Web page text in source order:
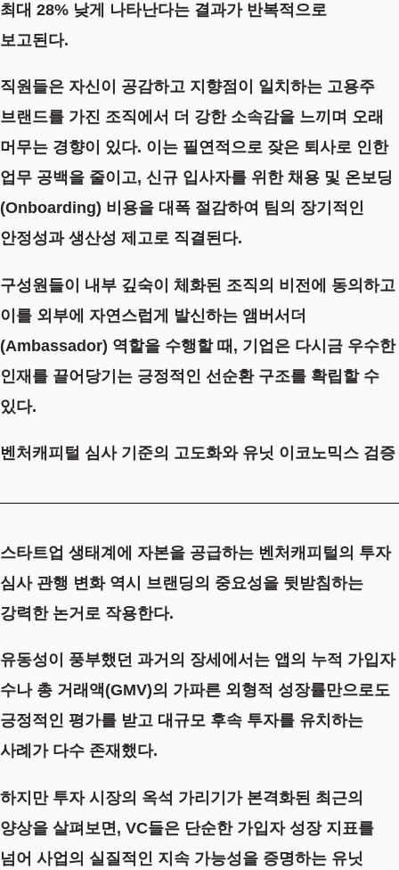
최대 28% 낮게 나타난다는 결과가 반복적으로
보고된다.
직원들은 자신이 공감하고 지향점이 일치하는 고용주
브랜드를 가진 조직에서 더 강한 소속감을 느끼며 오래
머무는 경향이 있다. 이는 필연적으로 잦은 퇴사로 인한
업무 공백을 줄이고, 신규 입사자를 위한 채용 및 온보딩
(Onboarding) 비용을 대폭 절감하여 팀의 장기적인
안정성과 생산성 제고로 직결된다.
구성원들이 내부 깊숙이 체화된 조직의 비전에 동의하고
이를 외부에 자연스럽게 발신하는 앰버서더
(Ambassador) 역할을 수행할 때, 기업은 다시금 우수한
인재를 끌어당기는 긍정적인 선순환 구조를 확립할 수
있다.
벤처캐피털 심사 기준의 고도화와 유닛 이코노믹스 검증
스타트업 생태계에 자본을 공급하는 벤처캐피털의 투자
심사 관행 변화 역시 브랜딩의 중요성을 뒷받침하는
강력한 논거로 작용한다.
유동성이 풍부했던 과거의 장세에서는 앱의 누적 가입자
수나 총 거래액(GMV)의 가파른 외형적 성장률만으로도
긍정적인 평가를 받고 대규모 후속 투자를 유치하는
사례가 다수 존재했다.
하지만 투자 시장의 옥석 가리기가 본격화된 최근의
양상을 살펴보면, VC들은 단순한 가입자 성장 지표를
넘어 사업의 실질적인 지속 가능성을 증명하는 유닛